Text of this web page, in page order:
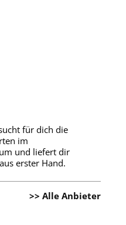
für dich die
im
und liefert dir
erster Hand.
>> Alle Anbieter